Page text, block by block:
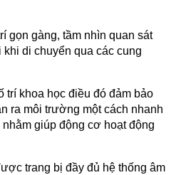
gọn gàng, tầm nhìn quan sát
khi di chuyển qua các cung
trí khoa học điều đó đảm bảo
ra môi trường một cách nhanh
giúp động cơ hoạt động
trang bị đầy đủ hệ thống âm